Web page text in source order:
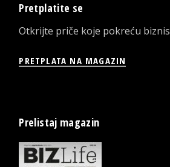
Pretplatite se
Otkrijte priče koje pokreću biznis
PRETPLATA NA MAGAZIN
Prelistaj magazin